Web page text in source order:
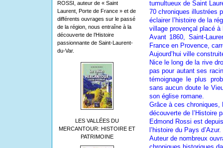
ROSSI, auteur de « Saint
Laurent, Porte de France » et de
différents ouvrages sur le passé
de la région, nous entraîne à la
découverte de l’Histoire
passionnante de Saint-Laurent-
du-Var.
LES VALLÉES DU
MERCANTOUR: HISTOIRE ET
PATRIMOINE
tumultueux de Saint
70 chroniques illustrées
éclairer l’histoire de la
village provençal placé à
Avant 1860, Saint-
France en Provence,
Aujourd’hui ville
Nice le long de la rive
pas pour autant ses
témoignage le plus
sans aucun doute le
son église romane.
Grâce à ces chroniques,
découverte de l’Histoire
Edmond Rossi est
l’histoire du Pays d’Azur.
Auteur de nombreux